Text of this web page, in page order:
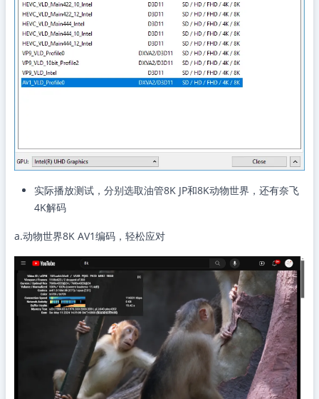
实际播放测试，分别选取油管8K JP和8K动物世界，还有奈飞
4K解码
a.动物世界8K AV1编码，轻松应对